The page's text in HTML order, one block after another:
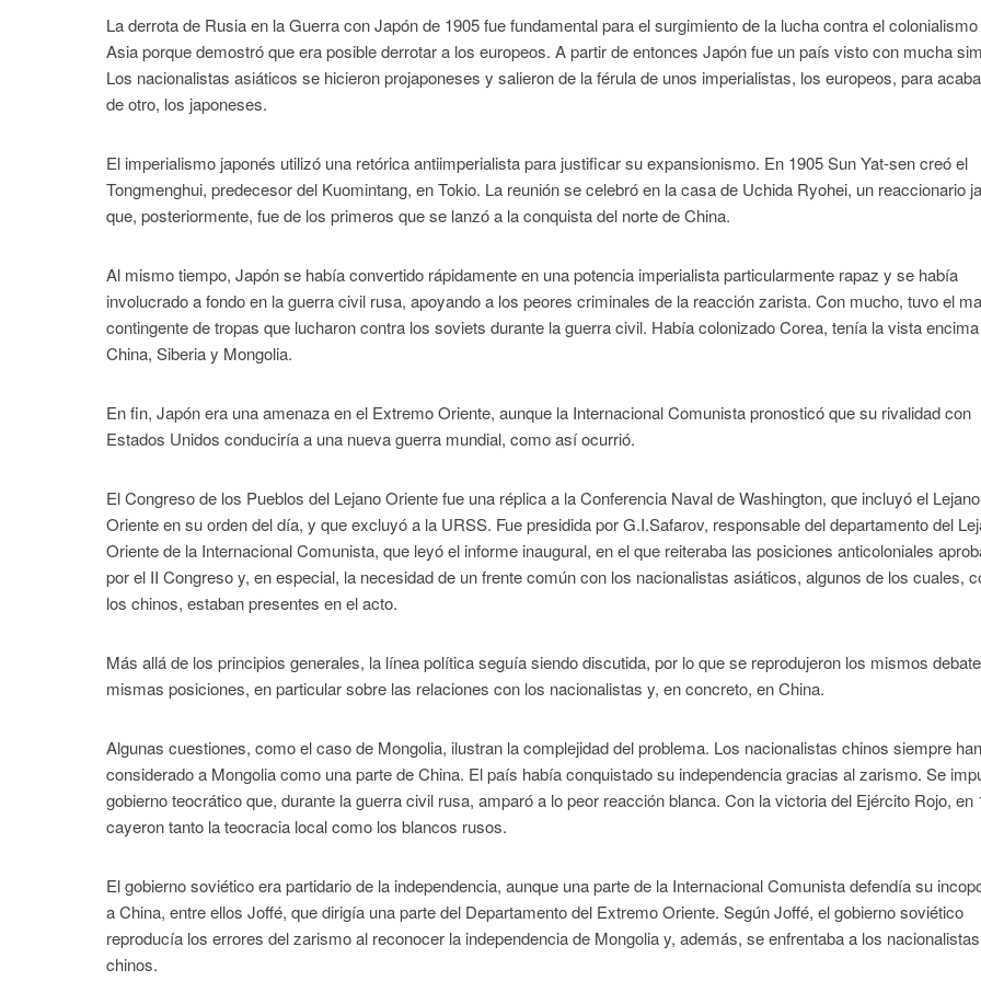
La derrota de Rusia en la Guerra con Japón de 1905 fue fundamental para el surgimiento de la lucha contra el
Asia porque demostró que era posible derrotar a los europeos. A partir de entonces Japón fue un país visto con mucha
Los nacionalistas asiáticos se hicieron projaponeses y salieron de la férula de unos imperialistas, los europeos, para
de otro, los japoneses.
El imperialismo japonés utilizó una retórica antiimperialista para justificar su expansionismo. En 1905 Sun Yat-sen creó el
Tongmenghui, predecesor del Kuomintang, en Tokio. La reunión se celebró en la casa de Uchida Ryohei, un reaccionario
que, posteriormente, fue de los primeros que se lanzó a la conquista del norte de China.
Al mismo tiempo, Japón se había convertido rápidamente en una potencia imperialista particularmente rapaz y se había
involucrado a fondo en la guerra civil rusa, apoyando a los peores criminales de la reacción zarista. Con mucho, tuvo el
contingente de tropas que lucharon contra los soviets durante la guerra civil. Había colonizado Corea, tenía la vista
China, Siberia y Mongolia.
En fin, Japón era una amenaza en el Extremo Oriente, aunque la Internacional Comunista pronosticó que su rivalidad con
Estados Unidos conduciría a una nueva guerra mundial, como así ocurrió.
El Congreso de los Pueblos del Lejano Oriente fue una réplica a la Conferencia Naval de Washington, que incluyó el Lejano
Oriente en su orden del día, y que excluyó a la URSS. Fue presidida por G.I.Safarov, responsable del departamento del
Oriente de la Internacional Comunista, que leyó el informe inaugural, en el que reiteraba las posiciones anticoloniales
por el II Congreso y, en especial, la necesidad de un frente común con los nacionalistas asiáticos, algunos de los cuales,
los chinos, estaban presentes en el acto.
Más allá de los principios generales, la línea política seguía siendo discutida, por lo que se reprodujeron los mismos
mismas posiciones, en particular sobre las relaciones con los nacionalistas y, en concreto, en China.
Algunas cuestiones, como el caso de Mongolia, ilustran la complejidad del problema. Los nacionalistas chinos siempre han
considerado a Mongolia como una parte de China. El país había conquistado su independencia gracias al zarismo. Se
gobierno teocrático que, durante la guerra civil rusa, amparó a lo peor reacción blanca. Con la victoria del Ejército Rojo, en
cayeron tanto la teocracia local como los blancos rusos.
El gobierno soviético era partidario de la independencia, aunque una parte de la Internacional Comunista defendía su
a China, entre ellos Joffé, que dirigía una parte del Departamento del Extremo Oriente. Según Joffé, el gobierno soviético
reproducía los errores del zarismo al reconocer la independencia de Mongolia y, además, se enfrentaba a los nacionalistas
chinos.